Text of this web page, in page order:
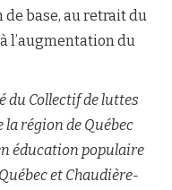
base, au retrait du
l’augmentation du
du Collectif de luttes
la région de Québec
éducation populaire
et Chaudière-